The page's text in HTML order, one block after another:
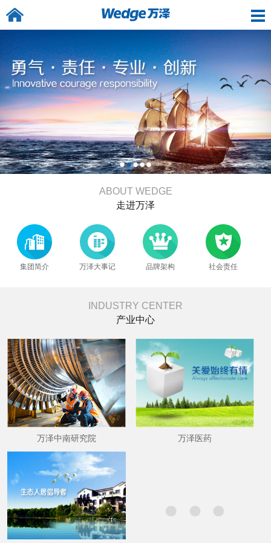
ABOUT WEDGE
走进万泽
集团简介 万泽大事记 品牌架构 社会责任
INDUSTRY CENTER
产业中心
万泽中南研究院 万泽医药